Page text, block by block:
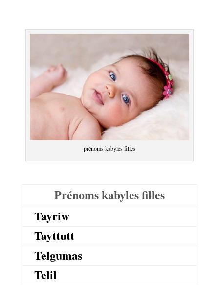
prénoms kabyles filles
Prénoms kabyles filles
Tayriw
Tayttutt
Telgumas
Telil